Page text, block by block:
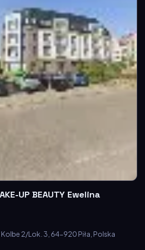
UP BEAUTY Ewelina
2/Lok. 3, 64-920 Piła, Polska